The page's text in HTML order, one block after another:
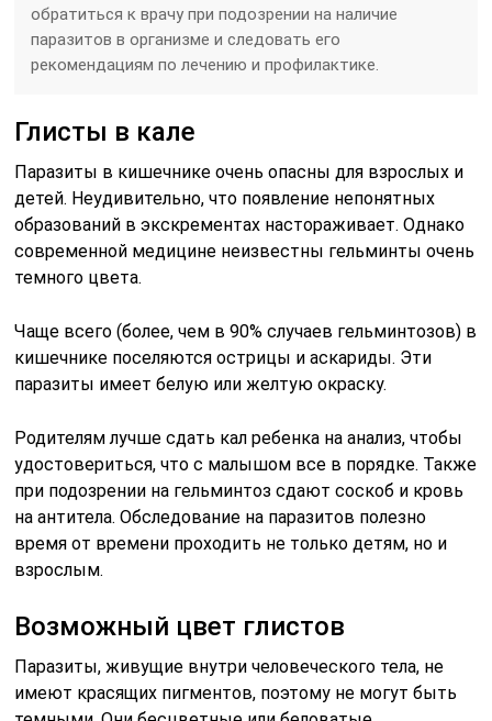
обратиться к врачу при подозрении на наличие
паразитов в организме и следовать его
рекомендациям по лечению и профилактике.
Глисты в кале
Паразиты в кишечнике очень опасны для взрослых и
детей. Неудивительно, что появление непонятных
образований в экскрементах настораживает. Однако
современной медицине неизвестны гельминты очень
темного цвета.
Чаще всего (более, чем в 90% случаев гельминтозов) в
кишечнике поселяются острицы и аскариды. Эти
паразиты имеет белую или желтую окраску.
Родителям лучше сдать кал ребенка на анализ, чтобы
удостовериться, что с малышом все в порядке. Также
при подозрении на гельминтоз сдают соскоб и кровь
на антитела. Обследование на паразитов полезно
время от времени проходить не только детям, но и
взрослым.
Возможный цвет глистов
Паразиты, живущие внутри человеческого тела, не
имеют красящих пигментов, поэтому не могут быть